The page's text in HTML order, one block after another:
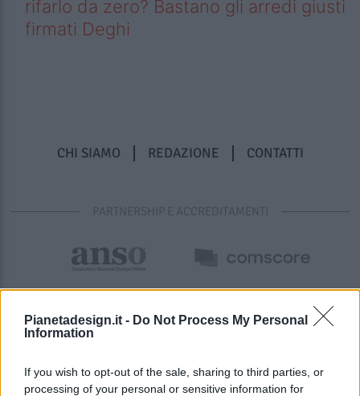
Pianetadesign.it - Do Not Process My Personal
Information
If you wish to opt-out of the sale, sharing to third parties, or
processing of your personal or sensitive information for
rifarlo da zero? Bastano gli arredi giusti
firmati Deghi
CHI SIAMO REDAZIONE CONTATTI
PARTNERSHIP E ACCREDITAMENTI